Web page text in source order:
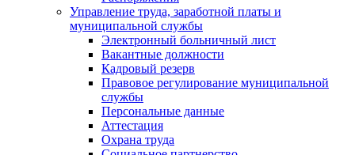
Управление труда, заработной платы и
муниципальной службы
Электронный больничный лист
Вакантные должности
Кадровый резерв
Правовое регулирование муниципальной
службы
Персональные данные
Аттестация
Охрана труда